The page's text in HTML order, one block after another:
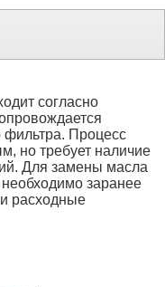
согласно
фильтра. Процесс
но требует наличие
Для замены масла
заранее
расходные